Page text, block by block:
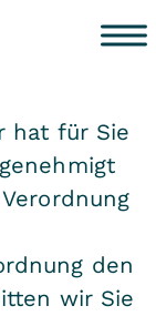
hat für Sie
den
wir Sie